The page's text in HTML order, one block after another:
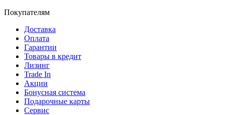
Покупателям
Доставка
Оплата
Гарантии
Товары в кредит
Лизинг
Trade In
Акции
Бонусная система
Подарочные карты
Сервис